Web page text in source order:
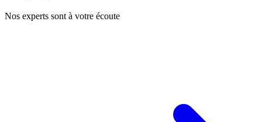
Nos experts sont à votre écoute